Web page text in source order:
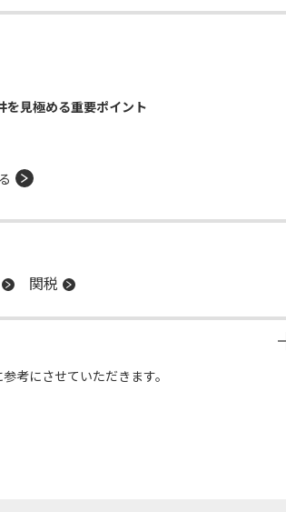
見極める重要ポイント
関税
考にさせていただきます。